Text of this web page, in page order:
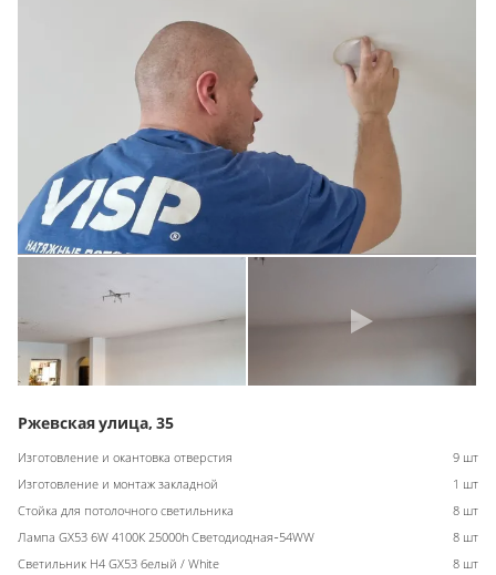
Ржевская улица, 35
Изготовление и окантовка отверстия
9 шт
Изготовление и монтаж закладной
1 шт
Стойка для потолочного светильника
8 шт
Лампа GX53 6W 4100К 25000h Светодиодная-54WW
8 шт
Светильник H4 GX53 белый / White
8 шт